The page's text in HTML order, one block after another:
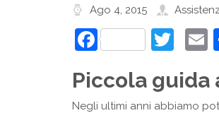
Ago 4, 2015
Facebook
Piccola guida
Negli ultimi anni abbiamo